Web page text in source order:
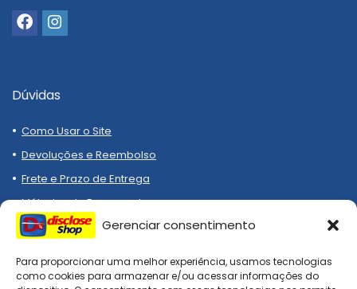
Gerenciar consentimento
Para proporcionar uma melhor experiência, usamos tecnologias
como cookies para armazenar e/ou acessar informações do
Dúvidas
Como Usar o Site
Devoluções e Reembolso
Frete e Prazo de Entrega
Métodos de Pagamento